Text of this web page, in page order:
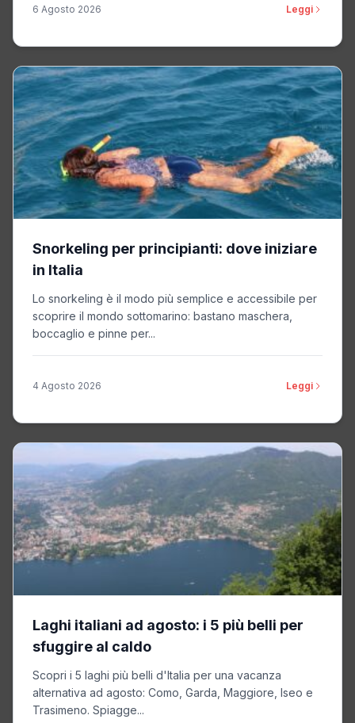
6 Agosto 2026 Leggi
Snorkeling per principianti: dove iniziare
in Italia
Lo snorkeling è il modo più semplice e accessibile per
scoprire il mondo sottomarino: bastano maschera,
boccaglio e pinne per...
4 Agosto 2026 Leggi
Laghi italiani ad agosto: i 5 più belli per
sfuggire al caldo
Scopri i 5 laghi più belli d'Italia per una vacanza
alternativa ad agosto: Como, Garda, Maggiore, Iseo e
Trasimeno. Spiagge...